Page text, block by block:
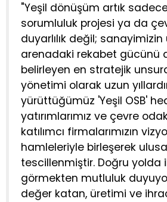
"Yeşil dönüşüm artık
sorumluluk projesi ya da
duyarlılık değil; sanayimizin
arenadaki rekabet gücünü
belirleyen en stratejik
yönetimi olarak uzun
yürüttüğümüz 'Yeşil OSB'
yatırımlarımız ve çevre
katılımcı firmalarımızın
hamleleriyle birleşerek
tescillenmiştir. Doğru yolda
görmekten mutluluk
değer katan, üretimi ve